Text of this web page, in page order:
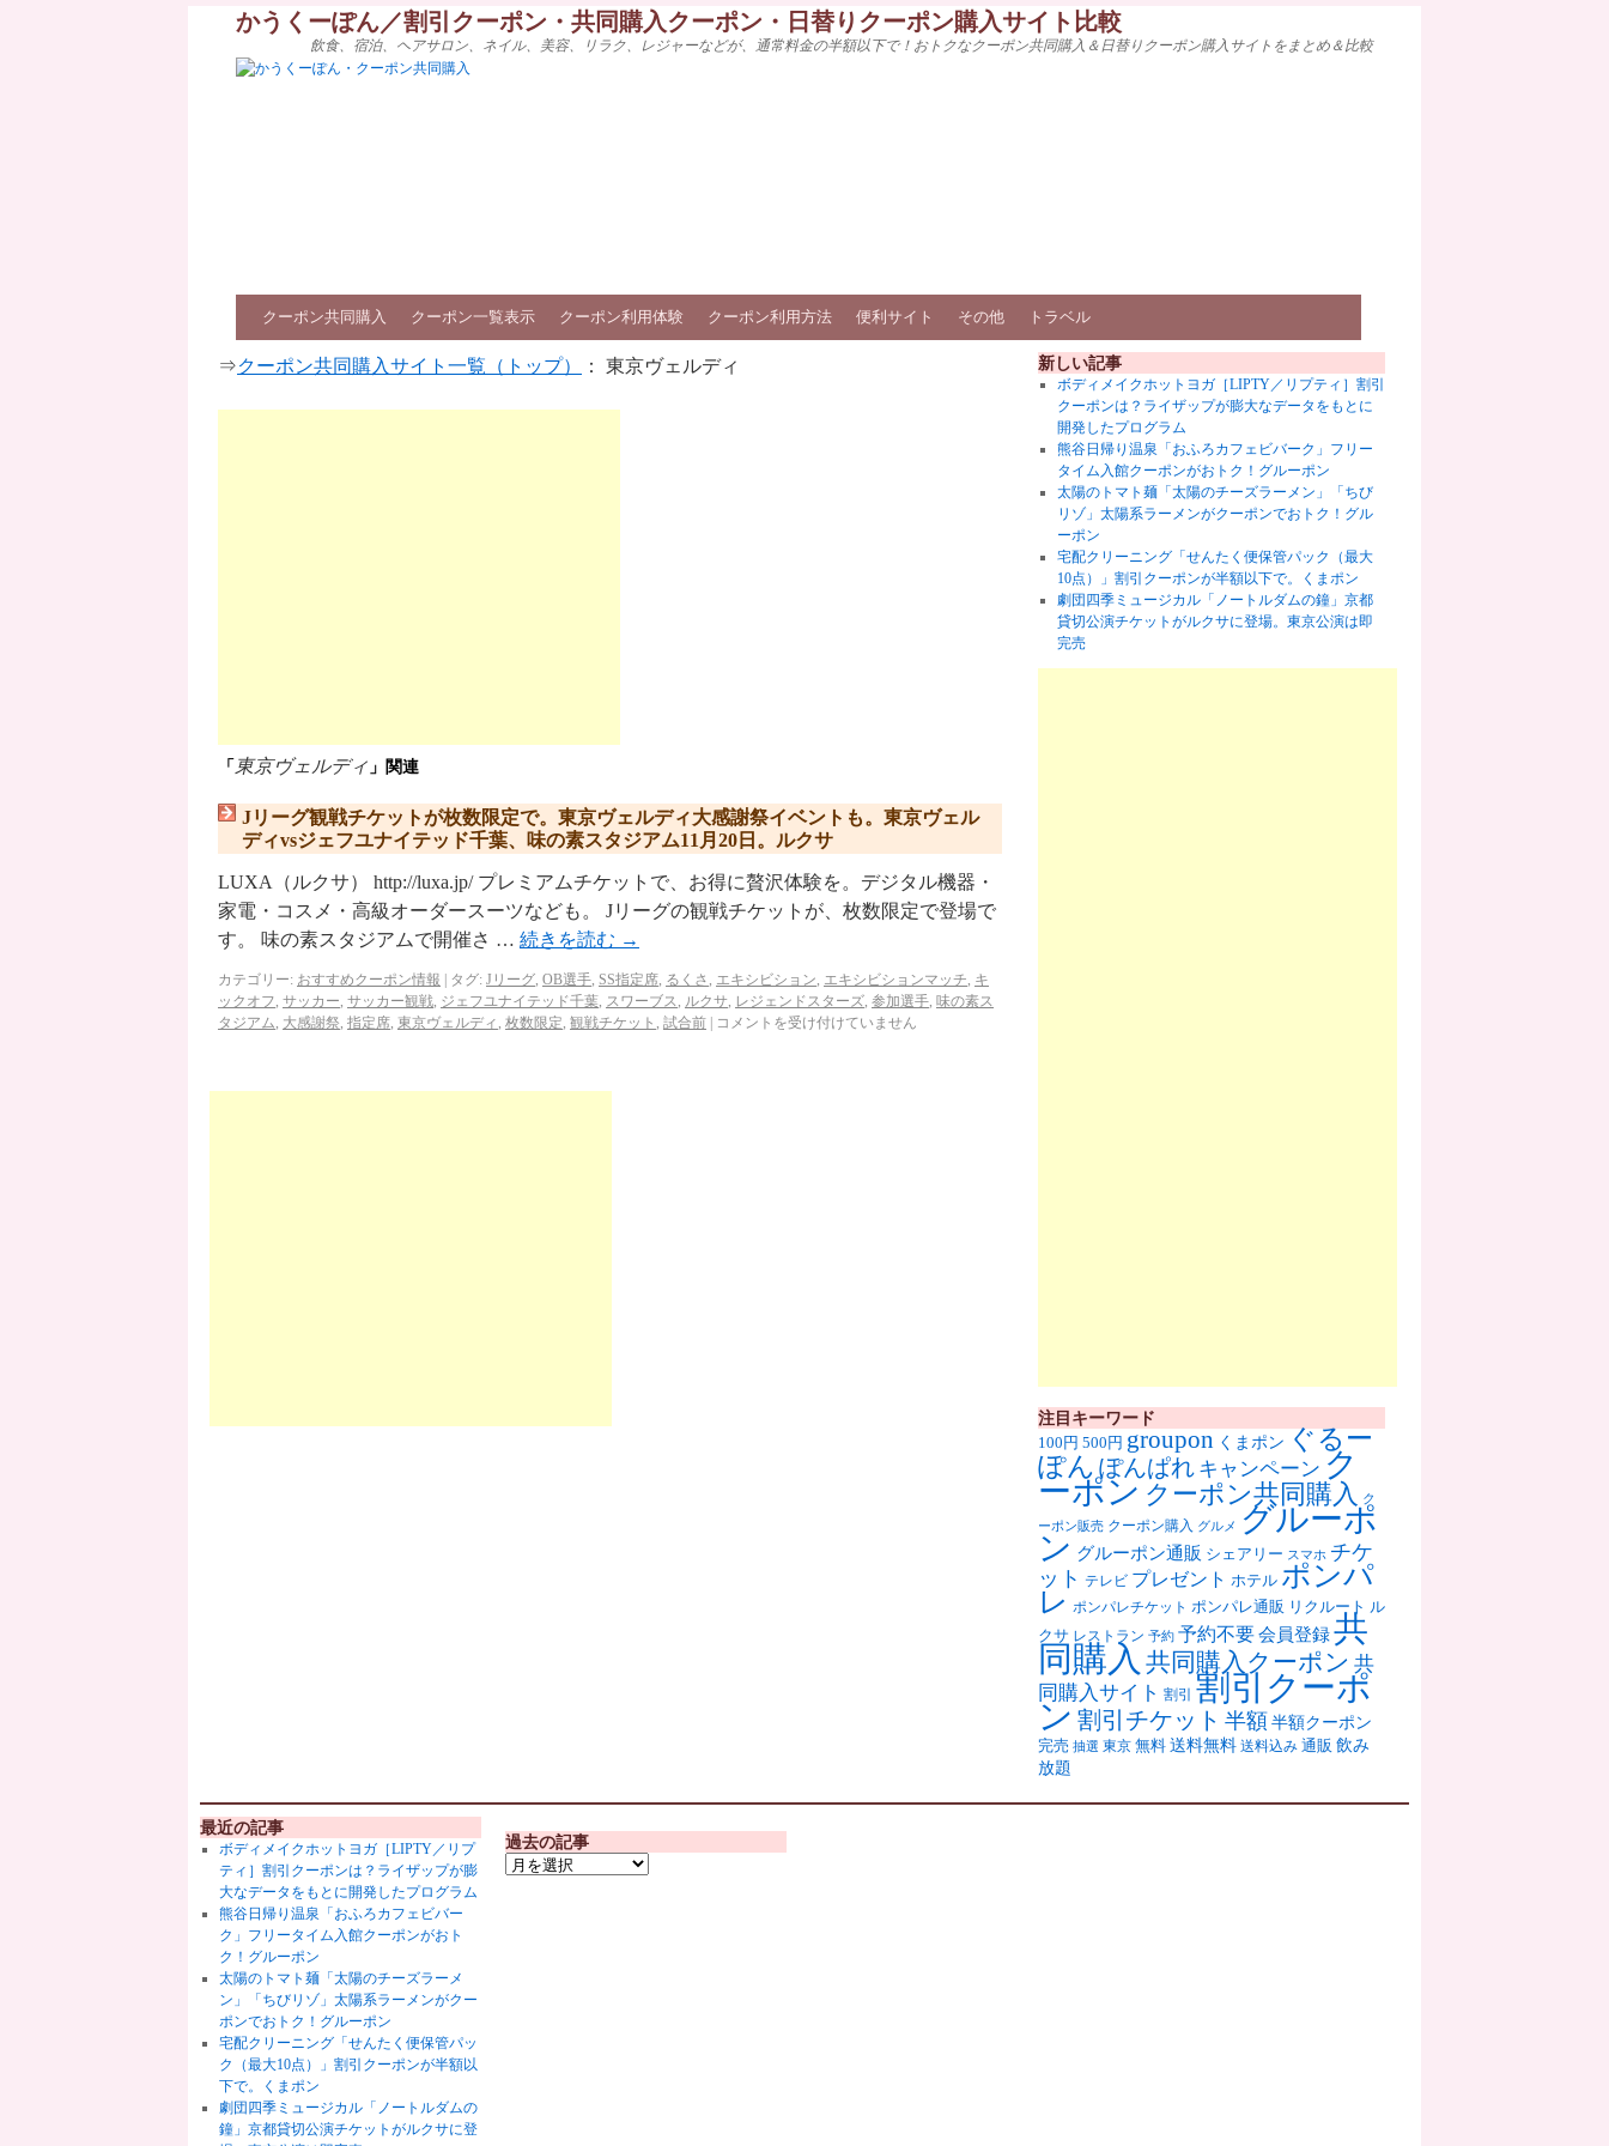
かうくーぽん／割引クーポン・共同購入クーポン・日替りクーポン購入サイト比較
飲食、宿泊、ヘアサロン、ネイル、美容、リラク、レジャーなどが、通常料金の半額以下で！おトクなクーポン共同購入＆日替りクーポン購入サイトをまとめ＆比較
クーポン共同購入 クーポン一覧表示 クーポン利用体験 クーポン利用方法 便利サイト その他 トラベル
⇒クーポン共同購入サイト一覧（トップ） ： 東京ヴェルディ
「 東京ヴェルディ 」関連
Jリーグ観戦チケットが枚数限定で。東京ヴェルディ大感謝祭イベントも。東京ヴェル
ディvsジェフユナイテッド千葉、味の素スタジアム11月20日。ルクサ
LUXA（ルクサ） http://luxa.jp/ プレミアムチケットで、お得に贅沢体験を。デジタル機器・
家電・コスメ・高級オーダースーツなども。 Jリーグの観戦チケットが、枚数限定で登場で
す。 味の素スタジアムで開催さ … 続きを読む →
カテゴリー: おすすめクーポン情報 タグ: Jリーグ, OB選手, SS指定席, るくさ , エキシビション, エキシビションマッチ, キ
ックオフ, サッカー, サッカー観戦, ジェフユナイテッド千葉, スワーブス, ルクサ, レジェンドスターズ, 参加選手, 味の素ス
タジアム, 大感謝祭, 指定席, 東京ヴェルディ , 枚数限定, 観戦チケット , 試合前 コメントを受け付けていません
新しい記事
ボディメイクホットヨガ［LIPTY／リプティ］割引
クーポンは？ライザップが膨大なデータをもとに
開発したプログラム
熊谷日帰り温泉「おふろカフェビバーク」フリー
タイム入館クーポンがおトク！グルーポン
太陽のトマト麺「太陽のチーズラーメン」「ちび
リゾ」太陽系ラーメンがクーポンでおトク！グル
ーポン
宅配クリーニング「せんたく便保管パック（最大
10点）」割引クーポンが半額以下で。くまポン
劇団四季ミュージカル「ノートルダムの鐘」京都
貸切公演チケットがルクサに登場。東京公演は即
完売
注目キーワード
100円 500円 groupon くまポン ぐるー
ぽん ぽんぱれ キャンペーン ク
ーポン クーポン共同購入 ク
ーポン販売 クーポン購入 グルメ グルーポ
ン グルーポン通販 シェアリー スマホ チケ
ット テレビ プレゼント ホテル ポンパ
レ ポンパレチケット ポンパレ通販 リクルート ル
クサ レストラン 予約 予約不要会員登録共
同購入 共同購入クーポン 共
同購入サイト 割引 割引クーポ
ン 割引チケット 半額 半額クーポン
完売 抽選 東京 無料 送料無料 送料込み 通販 飲み
放題
最近の記事
ボディメイクホットヨガ［LIPTY／リプ
ティ］割引クーポンは？ライザップが膨
大なデータをもとに開発したプログラム
熊谷日帰り温泉「おふろカフェビバー
ク」フリータイム入館クーポンがおト
ク！グルーポン
太陽のトマト麺「太陽のチーズラーメ
ン」「ちびリゾ」太陽系ラーメンがクー
ポンでおトク！グルーポン
宅配クリーニング「せんたく便保管パッ
ク（最大10点）」割引クーポンが半額以
下で。くまポン
劇団四季ミュージカル「ノートルダムの
鐘」京都貸切公演チケットがルクサに登
過去の記事